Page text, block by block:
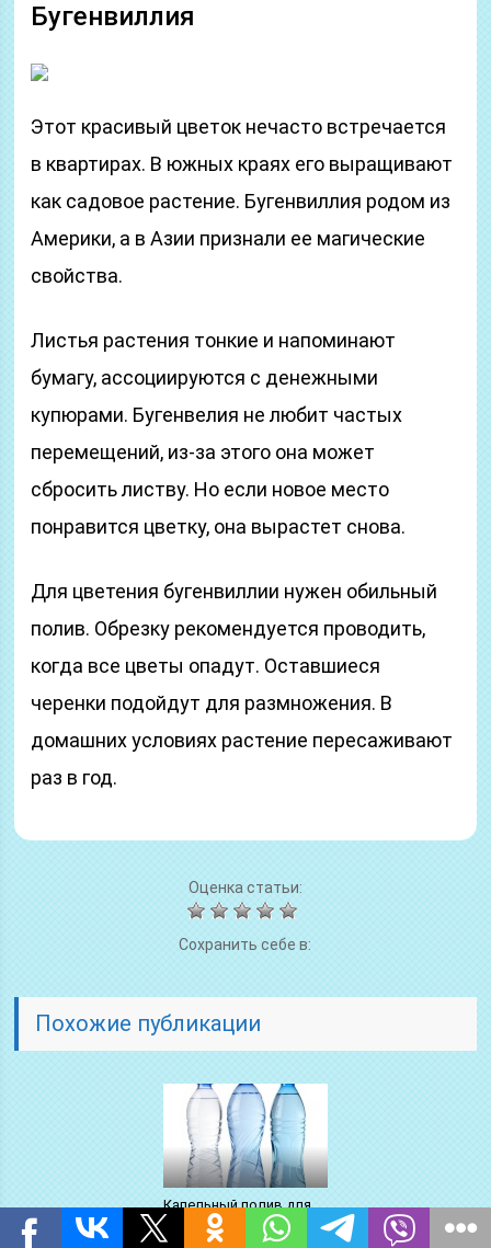
Бугенвиллия
Этот красивый цветок нечасто встречается
в квартирах. В южных краях его выращивают
как садовое растение. Бугенвиллия родом из
Америки, а в Азии признали ее магические
свойства.
Листья растения тонкие и напоминают
бумагу, ассоциируются с денежными
купюрами. Бугенвелия не любит частых
перемещений, из-за этого она может
сбросить листву. Но если новое место
понравится цветку, она вырастет снова.
Для цветения бугенвиллии нужен обильный
полив. Обрезку рекомендуется проводить,
когда все цветы опадут. Оставшиеся
черенки подойдут для размножения. В
домашних условиях растение пересаживают
раз в год.
Оценка статьи:
Сохранить себе в:
Похожие публикации
Капельный полив для
комнатных растений
своими руками из